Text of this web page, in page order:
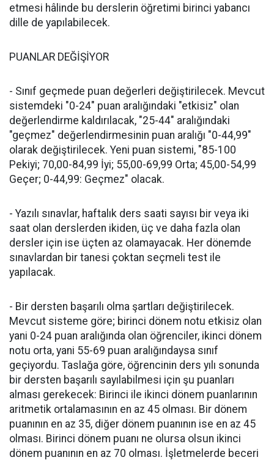
etmesi hâlinde bu derslerin öğretimi birinci yabancı
dille de yapılabilecek.
PUANLAR DEĞİŞİYOR
- Sınıf geçmede puan değerleri değiştirilecek. Mevcut
sistemdeki "0-24" puan aralığındaki "etkisiz" olan
değerlendirme kaldırılacak, "25-44" aralığındaki
"geçmez" değerlendirmesinin puan aralığı "0-44,99"
olarak değiştirilecek. Yeni puan sistemi, "85-100
Pekiyi; 70,00-84,99 İyi; 55,00-69,99 Orta; 45,00-54,99
Geçer; 0-44,99: Geçmez" olacak.
- Yazılı sınavlar, haftalık ders saati sayısı bir veya iki
saat olan derslerden ikiden, üç ve daha fazla olan
dersler için ise üçten az olamayacak. Her dönemde
sınavlardan bir tanesi çoktan seçmeli test ile
yapılacak.
- Bir dersten başarılı olma şartları değiştirilecek.
Mevcut sisteme göre; birinci dönem notu etkisiz olan
yani 0-24 puan aralığında olan öğrenciler, ikinci dönem
notu orta, yani 55-69 puan aralığındaysa sınıf
geçiyordu. Taslağa göre, öğrencinin ders yılı sonunda
bir dersten başarılı sayılabilmesi için şu puanları
alması gerekecek: Birinci ile ikinci dönem puanlarının
aritmetik ortalamasının en az 45 olması. Bir dönem
puanının en az 35, diğer dönem puanının ise en az 45
olması. Birinci dönem puanı ne olursa olsun ikinci
dönem puanının en az 70 olması. İşletmelerde beceri